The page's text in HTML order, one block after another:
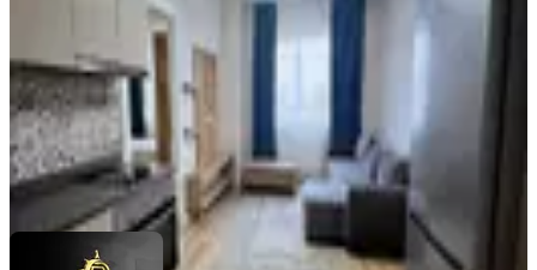
23.000 ₺
YENİ ROTA İNŞAAT EMLAKTaner B
Ara